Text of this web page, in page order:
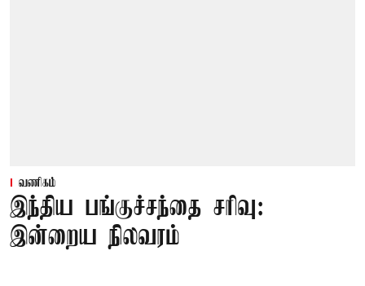
வணிகம்
இந்திய பங்குச்சந்தை சரிவு:
இன்றைய நிலவரம்